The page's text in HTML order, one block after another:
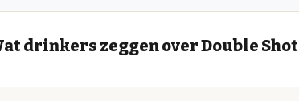
drinkers zeggen over Double Shot